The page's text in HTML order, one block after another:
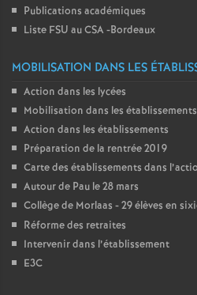
Publications académiques
Liste FSU au CSA -Bordeaux
MOBILISATION DANS LES
Action dans les lycées
Mobilisation dans les
Action dans les établissements
Préparation de la rentrée 2019
Carte des établissements dans
Autour de Pau le 28 mars
Collège de Morlaas - 29 élèves en
Réforme des retraites
Intervenir dans l’établissement
E3C